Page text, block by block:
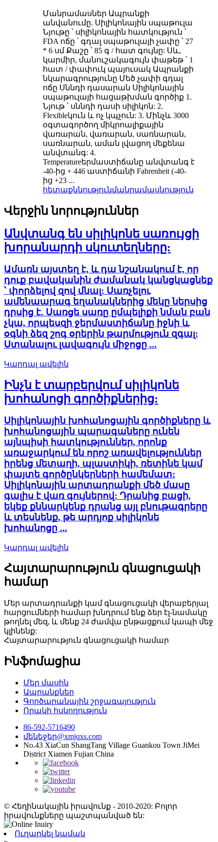
Մանրամասներ Ապրանքի
անվանումը. Սիլիկոնային սպաթուլա
Նյութը ՝ սիլիկոնային հատկություն ՝
FDA ոճը ՝ գդալ սպաթուլայի չափը ՝ 27
* 6 սմ Քաշը ՝ 85 գ / հատ գույնը: Սև,
կարմիր, մանուշակագույն փաթեթ ՝ 1
հատ / փափուկ պայուսակ Ապրանքի
նկարագրությունը Մեծ չափի գդալ
ոճը Սննդի դասարան Սիլիկոնային
սպաթուլայի հացաթխման գործիք 1.
Նյութ ՝ սննդի դասի սիլիկոն: 2.
Flexibleկուն և ոչ կպչուն: 3. Մինչև 3000
օգտագործող միկրոալիքային
վառարան, վառարան, սառնարան,
սառնարան, աման լվացող մեքենա
անվտանգ: 4.
Temperatureերմաստիճանը անվտանգ է
-40-ից + 446 աստիճանի Fahrenheit (-40-
ից +23 ...
հետաքննությունմանրամասնություն
Վերջին նորություններ
Անվտանգ են սիլիկոնե սառույցի
խորանարդի սկուտեղները:
Ամառն այստեղ է, և դա նշանակում է, որ
դուք բավականին ժամանակ կանցկացնեք
՝ փորձելով զով մնալ: Սառչելու
ամենաարագ եղանակներից մեկը ներսից
դրսից է. Սառցե սառը ըմպելիքի նման բան
չկա, որպեսզի ջերմաստիճանը իջնի և
օգնի ձեզ շոգ օրերին թարմություն զգալ:
Ստանալու լավագույն միջոցը ...
Կարդալ ավելին
Ինչն է տարբերվում սիլիկոնե
խոհանոցի գործիքներից:
Սիլիկոնային խոհանոցային գործիքները և
խոհանոցային պարագաները ունեն
այնպիսի հատկություններ, որոնք
առաջարկում են որոշ առավելություններ
իրենց մետաղի, պլաստիկի, ռետինե կամ
փայտե գործընկերների համեմատ:
Սիլիկոնային արտադրանքի մեծ մասը
գալիս է վառ գույներով: Դրանից բացի,
եկեք քննարկենք դրանց այլ բնութագրերը
և տեսնենք, թե արդյոք սիլիկոնե
խոհանոցը ...
Կարդալ ավելին
Հայտարարություն գնացուցակի
համար
Մեր արտադրանքի կամ գնացուցակի վերաբերյալ
հարցումների համար խնդրում ենք ձեր էլ-նամակը
թողնել մեզ, և մենք 24 ժամվա ընթացքում կապի մեջ
կլինենք:
Հայտարարություն գնացուցակի համար
Ինֆոմացիա
Մեր մասին
Ապրանքներ
Գործարանային շրջագայություն
Որակի հսկողություն
86-592-5716490
մենեջեր@xmjqxs.com
No.43 XiaCun ShangTang Village Guankou Town JiMei
District Xiamen Fujian China
© Հեղինակային իրավունք - 2010-2020: Բոլոր
իրավունքները պաշտպանված են:
Ուղարկել նամակ